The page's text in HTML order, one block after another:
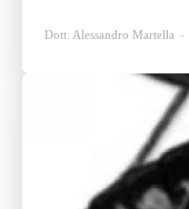
Dott. Alessandro Martella -